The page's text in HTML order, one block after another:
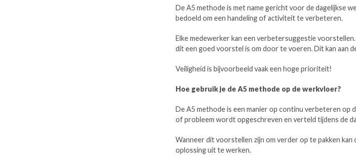
De A5 methode is met name gericht voor de dagelijkse
bedoeld om een handeling of activiteit te verbeteren.
Elke medewerker kan een verbetersuggestie
dit een goed voorstel is om door te voeren. Dit kan aan
Veiligheid is bijvoorbeeld vaak een hoge prioriteit!
Hoe gebruik je de A5 methode op de werkvloer?
De A5 methode is een manier op continu verbeteren op
of probleem wordt opgeschreven en verteld tijdens de
Wanneer dit voorstellen zijn om verder op te pakken kan
oplossing uit te werken.